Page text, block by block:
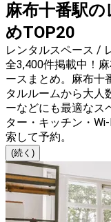
麻布十番駅
めTOP20
レンタルスペース /
全3,400件掲載中！
ースまとめ。麻布十
タルルームから大人
ーなどにも最適なス
ター・キッチン・
索して予約。
(続く)